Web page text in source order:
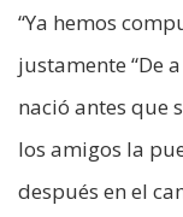
“Ya hemos
justamente “De
nació antes que
los amigos la
después en el